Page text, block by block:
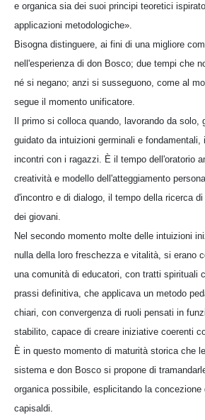
e organica sia dei suoi principi teoretici
applicazioni metodologiche».
Bisogna distinguere, ai fini di una migliore
nell'esperienza di don Bosco; due tempi che
né si negano; anzi si susseguono, come al
segue il momento unificatore.
Il primo si colloca quando, lavorando da solo,
guidato da intuizioni germinali e fondamentali,
incontri con i ragazzi. È il tempo dell'oratorio
creatività e modello dell'atteggiamento
d'incontro e di dialogo, il tempo della ricerca
dei giovani.
Nel secondo momento molte delle intuizioni
nulla della loro freschezza e vitalità, si erano
una comunità di educatori, con tratti spirituali
prassi definitiva, che applicava un metodo
chiari, con convergenza di ruoli pensati in
stabilito, capace di creare iniziative coerenti
È in questo momento di maturità storica che
sistema e don Bosco si propone di
organica possibile, esplicitando la concezione
capisaldi.